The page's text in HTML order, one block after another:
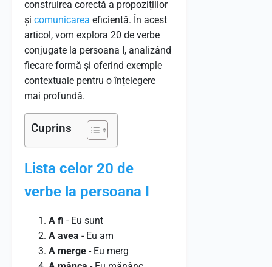
construirea corectă a propozițiilor
și comunicarea eficientă. În acest
articol, vom explora 20 de verbe
conjugate la persoana I, analizând
fiecare formă și oferind exemple
contextuale pentru o înțelegere
mai profundă.
Cuprins
Lista celor 20 de
verbe la persoana I
A fi - Eu sunt
A avea - Eu am
A merge - Eu merg